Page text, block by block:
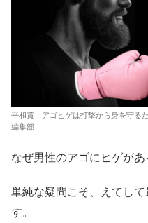
平和賞：アゴヒゲは打撃から身を守る
編集部
なぜ男性のアゴにヒゲがあ
単純な疑問こそ、えてし
す。